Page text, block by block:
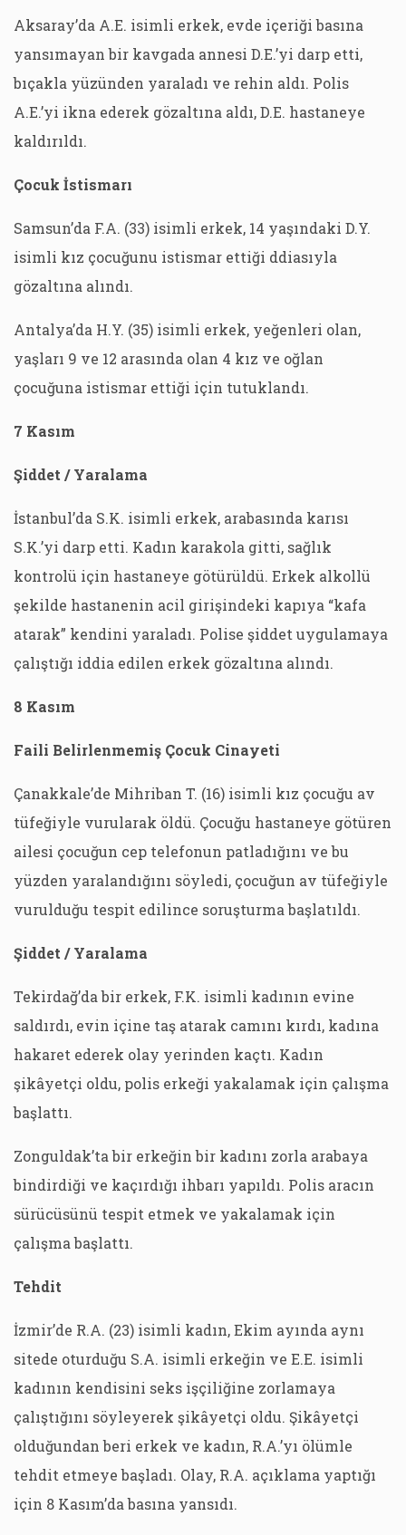
Aksaray’da A.E. isimli erkek, evde içeriği basına
yansımayan bir kavgada annesi D.E.’yi darp etti,
bıçakla yüzünden yaraladı ve rehin aldı. Polis
A.E.’yi ikna ederek gözaltına aldı, D.E. hastaneye
kaldırıldı.
Çocuk İstismarı
Samsun’da F.A. (33) isimli erkek, 14 yaşındaki D.Y.
isimli kız çocuğunu istismar ettiği ddiasıyla
gözaltına alındı.
Antalya’da H.Y. (35) isimli erkek, yeğenleri olan,
yaşları 9 ve 12 arasında olan 4 kız ve oğlan
çocuğuna istismar ettiği için tutuklandı.
7 Kasım
Şiddet / Yaralama
İstanbul’da S.K. isimli erkek, arabasında karısı
S.K.’yi darp etti. Kadın karakola gitti, sağlık
kontrolü için hastaneye götürüldü. Erkek alkollü
şekilde hastanenin acil girişindeki kapıya “kafa
atarak” kendini yaraladı. Polise şiddet uygulamaya
çalıştığı iddia edilen erkek gözaltına alındı.
8 Kasım
Faili Belirlenmemiş Çocuk Cinayeti
Çanakkale’de Mihriban T. (16) isimli kız çocuğu av
tüfeğiyle vurularak öldü. Çocuğu hastaneye götüren
ailesi çocuğun cep telefonun patladığını ve bu
yüzden yaralandığını söyledi, çocuğun av tüfeğiyle
vurulduğu tespit edilince soruşturma başlatıldı.
Şiddet / Yaralama
Tekirdağ’da bir erkek, F.K. isimli kadının evine
saldırdı, evin içine taş atarak camını kırdı, kadına
hakaret ederek olay yerinden kaçtı. Kadın
şikâyetçi oldu, polis erkeği yakalamak için çalışma
başlattı.
Zonguldak’ta bir erkeğin bir kadını zorla arabaya
bindirdiği ve kaçırdığı ihbarı yapıldı. Polis aracın
sürücüsünü tespit etmek ve yakalamak için
çalışma başlattı.
Tehdit
İzmir’de R.A. (23) isimli kadın, Ekim ayında aynı
sitede oturduğu S.A. isimli erkeğin ve E.E. isimli
kadının kendisini seks işçiliğine zorlamaya
çalıştığını söyleyerek şikâyetçi oldu. Şikâyetçi
olduğundan beri erkek ve kadın, R.A.’yı ölümle
tehdit etmeye başladı. Olay, R.A. açıklama yaptığı
için 8 Kasım’da basına yansıdı.